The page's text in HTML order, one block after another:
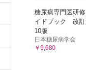
事例 仕
14 自治体
新潟県
事例
糖尿病専門医研
イドブック 改
10版
日本糖尿病学会
￥9,680